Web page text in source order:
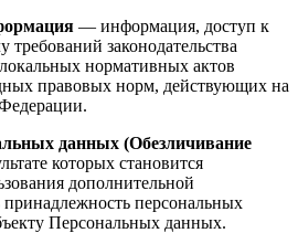
— информация, доступ к
требований законодательства
нормативных актов
правовых норм, действующих на
данных (Обезличивание
которых становится
дополнительной
персональных
Персональных данных.